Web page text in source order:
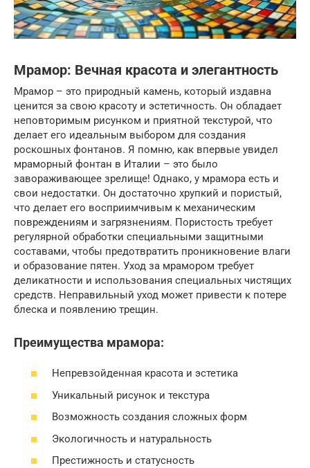
Мрамор: Вечная красота и элегантность
Мрамор – это природный камень, который издавна
ценится за свою красоту и эстетичность. Он обладает
неповторимым рисунком и приятной текстурой, что
делает его идеальным выбором для создания
роскошных фонтанов. Я помню, как впервые увидел
мраморный фонтан в Италии – это было
завораживающее зрелище! Однако, у мрамора есть и
свои недостатки. Он достаточно хрупкий и пористый,
что делает его восприимчивым к механическим
повреждениям и загрязнениям. Пористость требует
регулярной обработки специальными защитными
составами, чтобы предотвратить проникновение влаги
и образование пятен. Уход за мрамором требует
деликатности и использования специальных чистящих
средств. Неправильный уход может привести к потере
блеска и появлению трещин.
Преимущества мрамора:
Непревзойденная красота и эстетика
Уникальный рисунок и текстура
Возможность создания сложных форм
Экологичность и натуральность
Престижность и статусность